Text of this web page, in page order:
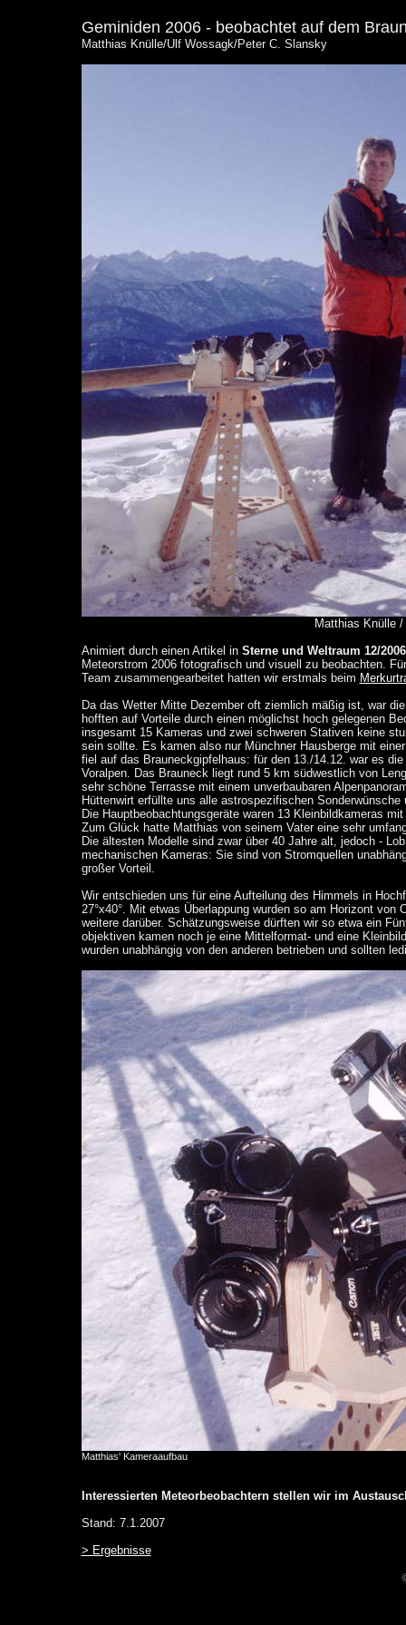
Geminiden 2006- beobachtet auf dem
Matthias Knülle/Ulf Wossagk/Peter C. Slansky
Matthias Knülle
Animiert durch einen Artikel in Sterne und Weltraum 12/2006
Meteorstrom 2006 fotografisch und visuell zu beobachten.
Team zusammengearbeitet hatten wir erstmals beim
Da das Wetter Mitte Dezember oft ziemlich mäßig ist, war
hofften auf Vorteile durch einen möglichst hoch gelegenen
insgesamt 15 Kameras und zwei schweren Stativen keine
sein sollte. Es kamen also nur Münchner Hausberge mit
fiel auf das Brauneckgipfelhaus: für den 13./14.12. war es
Voralpen. Das Brauneck liegt rund 5 km südwestlich von
sehr schöne Terrasse mit einem unverbaubaren
Hüttenwirt erfüllte uns alle astrospezifischen
Die Hauptbeobachtungsgeräte waren 13 Kleinbildkameras
Zum Glück hatte Matthias von seinem Vater eine sehr
Die ältesten Modelle sind zwar über 40 Jahre alt, jedoch -
mechanischen Kameras: Sie sind von Stromquellen
großer Vorteil.
Wir entschieden uns für eine Aufteilung des Himmels in
27°x40°. Mit etwas Überlappung wurden so am Horizont
weitere darüber. Schätzungsweise dürften wir so etwa ein
objektiven kamen noch je eine Mittelformat- und eine
wurden unabhängig von den anderen betrieben und sollten
Matthias' Kameraaufbau
Interessierten Meteorbeobachtern stellen wir im
Stand: 7.1.2007
> Ergebnisse